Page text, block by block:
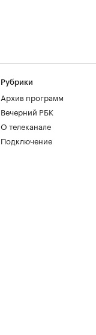
Рубрики
Архив программ
Вечерний РБК
О телеканале
Подключение